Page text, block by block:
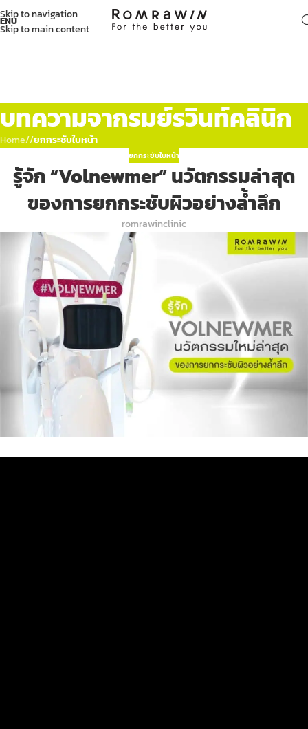
Skip to navigation
Skip to main content
บทความจากรมย์รวินท์คลินิก
Home/ ยกกระชับใบหน้า
ยกกระชับใบหน้า
รู้จัก “Volnewmer” นวัตกรรมล่าสุด
ของการยกกระชับผิวอย่างล้ำลึก
romrawinclinic